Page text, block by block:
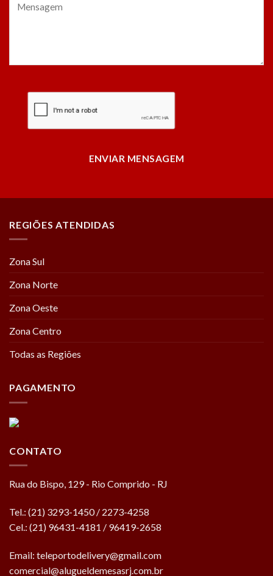
ENVIAR MENSAGEM
REGIÕES ATENDIDAS
Zona Sul
Zona Norte
Zona Oeste
Zona Centro
Todas as Regiões
PAGAMENTO
CONTATO
Rua do Bispo, 129 - Rio Comprido - RJ
Tel.: (21) 3293-1450 / 2273-4258
Cel.: (21) 96431-4181 / 96419-2658
Email: teleportodelivery@gmail.com
comercial@alugueldemesasrj.com.br